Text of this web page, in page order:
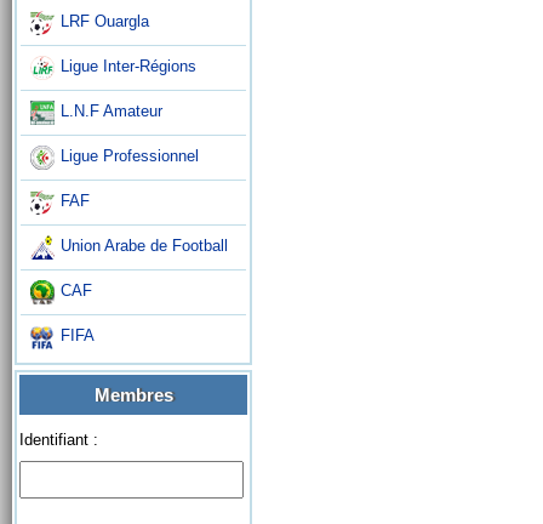
LRF Ouargla
Ligue Inter-Régions
L.N.F Amateur
Ligue Professionnel
FAF
Union Arabe de Football
CAF
FIFA
Membres
Identifiant :